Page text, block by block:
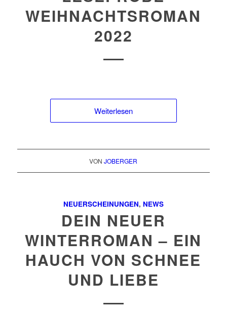
WEIHNACHTSROMAN
2022
Weiterlesen
VONJOBERGER
NEUERSCHEINUNGEN, NEWS
DEIN NEUER
WINTERROMAN – EIN
HAUCH VON SCHNEE
UND LIEBE